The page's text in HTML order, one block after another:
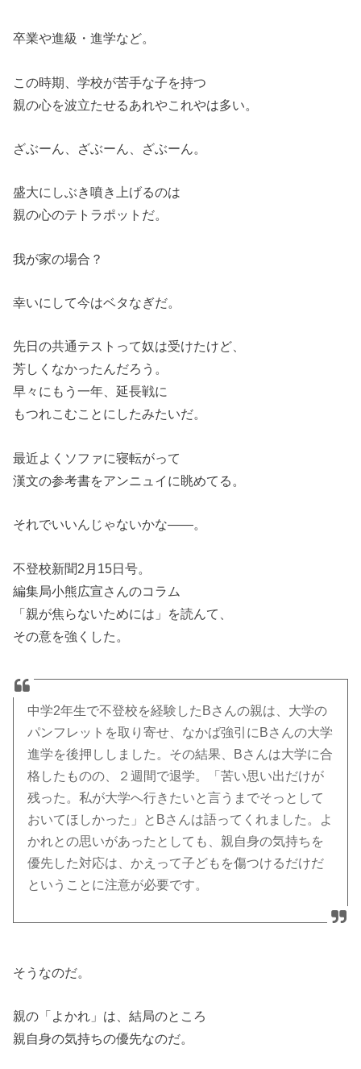
卒業や進級・進学など。
この時期、学校が苦手な子を持つ
親の心を波立たせるあれやこれやは多い。
ざぶーん、ざぶーん、ざぶーん。
盛大にしぶき噴き上げるのは
親の心のテトラポットだ。
我が家の場合？
幸いにして今はベタなぎだ。
先日の共通テストって奴は受けたけど、
芳しくなかったんだろう。
早々にもう一年、延長戦に
もつれこむことにしたみたいだ。
最近よくソファに寝転がって
漢文の参考書をアンニュイに眺めてる。
それでいいんじゃないかな――。
不登校新聞2月15日号。
編集局小熊広宣さんのコラム
「親が焦らないためには」を読んて、
その意を強くした。
中学2年生で不登校を経験したBさんの親は、大学の
パンフレットを取り寄せ、なかば強引にBさんの大学
進学を後押ししました。その結果、Bさんは大学に合
格したものの、２週間で退学。「苦い思い出だけが
残った。私が大学へ行きたいと言うまでそっとして
おいてほしかった」とBさんは語ってくれました。よ
かれとの思いがあったとしても、親自身の気持ちを
優先した対応は、かえって子どもを傷つけるだけだ
ということに注意が必要です。
そうなのだ。
親の「よかれ」は、結局のところ
親自身の気持ちの優先なのだ。